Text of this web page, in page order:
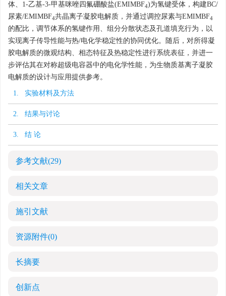
体、1-乙基-3-甲基咪唑四氟硼酸盐(EMIMBF4)为氢键受体，构建BC/
尿素/EMIMBF4共晶离子凝胶电解质，并通过调控尿素与EMIMBF4
的配比，调节体系的氢键作用、组分分散状态及孔道填充行为，以
实现离子传导性能与热/电化学稳定性的协同优化。随后，对所得凝
胶电解质的微观结构、相态特征及热稳定性进行系统表征，并进一
步评估其在对称超级电容器中的电化学性能，为生物质基离子凝胶
电解质的设计与应用提供参考。
1. 实验材料及方法
2. 结果与讨论
3. 结 论
参考文献(29)
相关文章
施引文献
资源附件(0)
长摘要
创新点